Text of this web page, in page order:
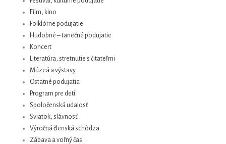
Film, kino
Folklórne podujatie
Hudobné – tanečné podujatie
Koncert
Literatúra, stretnutie s čitateľmi
Múzeá a výstavy
Ostatné podujatia
Program pre deti
Spoločenská udalosť
Sviatok, slávnosť
Výročná členská schôdza
Zábava a voľný čas